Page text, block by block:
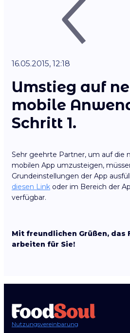
16.05.2015, 12:18
Umstieg auf
mobile
Schritt 1.
Sehr geehrte Partner, um auf die
mobilen App umzusteigen,
Grundeinstellungen der App
diesen Link oder im Bereich der
verfügbar.
Mit freundlichen Grüßen, das
arbeiten für Sie!
Nutzungsvereinbarung